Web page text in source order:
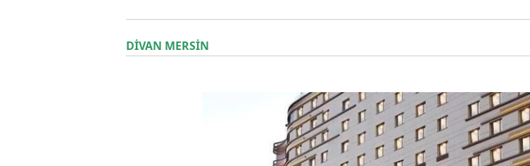
DİVAN MERSİN